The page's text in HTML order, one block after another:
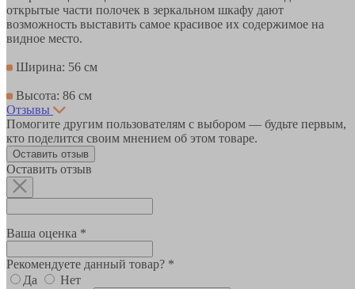
открытые части полочек в зеркальном шкафу дают
возможность выставить самое красивое их содержимое на
видное место.
Ширина: 56 см
Высота: 86 см
Отзывы
Помогите другим пользователям с выбором — будьте первым,
кто поделится своим мнением об этом товаре.
Оставить отзыв
Оставить отзыв
Ваша оценка *
Рекомендуете данный товар? *
Да
Нет